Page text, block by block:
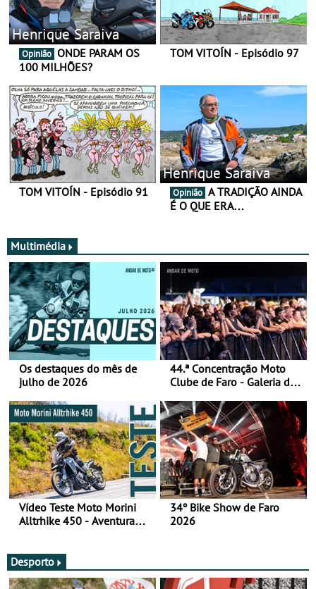
Henrique Saraiva
Opinião
100 MILHÕES?
TOM VITOÍN - Episódio 97
TOM VITOÍN - Episódio 91
Henrique Saraiva
Opinião
É O QUE ERA…
Multimédia
Os destaques do mês de
julho de 2026
44.ª Concentração Moto
Clube de Faro - Galeria de
Vídeo Teste Moto Morini
Alltrhike 450 - Aventura
34º Bike Show de Faro
2026
Desporto